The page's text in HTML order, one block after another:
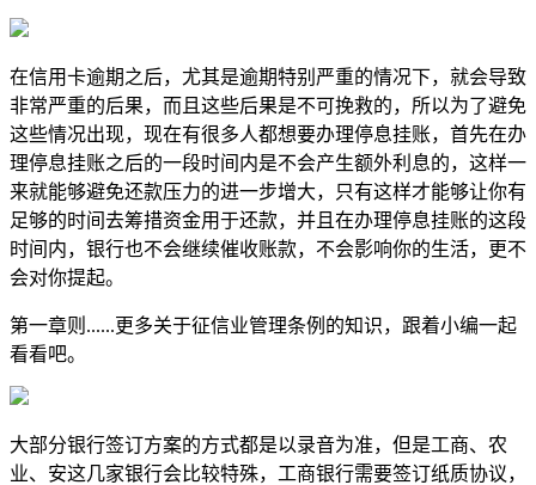
在信用卡逾期之后，尤其是逾期特别严重的情况下，就会导致
非常严重的后果，而且这些后果是不可挽救的，所以为了避免
这些情况出现，现在有很多人都想要办理停息挂账，首先在办
理停息挂账之后的一段时间内是不会产生额外利息的，这样一
来就能够避免还款压力的进一步增大，只有这样才能够让你有
足够的时间去筹措资金用于还款，并且在办理停息挂账的这段
时间内，银行也不会继续催收账款，不会影响你的生活，更不
会对你提起。
第一章则......更多关于征信业管理条例的知识，跟着小编一起
看看吧。
大部分银行签订方案的方式都是以录音为准，但是工商、农
业、安这几家银行会比较特殊，工商银行需要签订纸质协议，